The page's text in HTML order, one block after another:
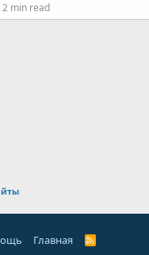
2 min read
почта
Главная
R